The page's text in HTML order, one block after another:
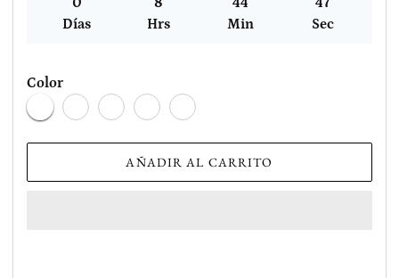
Días
Hrs
Min
Sec
Color
AÑADIR AL CARRITO